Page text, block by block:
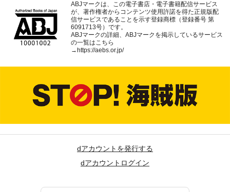
ABJマークは、この電子書店・電子書籍配信サービス
が、著作権者からコンテンツ使用許諾を得た正規版配
信サービスであることを示す登録商標（登録番号 第
6091713号）です。
ABJマークの詳細、ABJマークを掲示しているサービス
の一覧はこちら
→ https://aebs.or.jp/
dアカウントを発行する
dアカウントログイン